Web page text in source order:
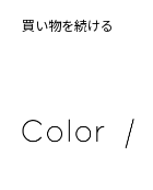
買い物を続ける